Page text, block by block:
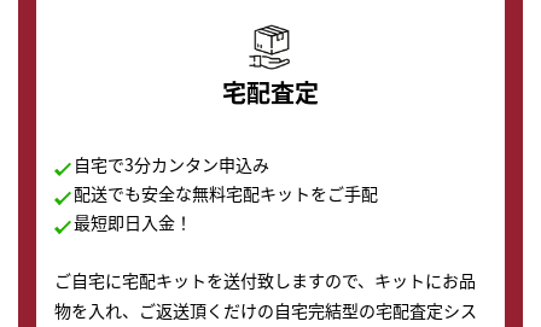
宅配査定
自宅で3分カンタン申込み
配送でも安全な無料宅配キットをご手配
最短即日入金！
ご自宅に宅配キットを送付致しますので、キットにお品
物を入れ、ご返送頂くだけの自宅完結型の宅配査定シス